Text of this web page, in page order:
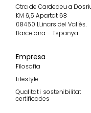
Ctra de Cardedeu a
KM 6,5 Apartat 68
08450 LLinars del Vallès.
Barcelona – Espanya
Empresa
Filosofia
Lifestyle
Qualitat i sostenibilitat
certificades